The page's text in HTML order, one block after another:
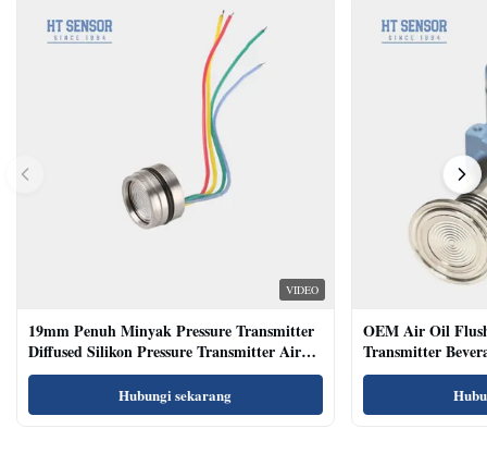
VIDEO
19mm Penuh Minyak Pressure Transmitter
Diffused Silikon Pressure Transmitter Air
Oil Test
Hubungi sekarang
OEM Air Oil
Transmitter
Sensor